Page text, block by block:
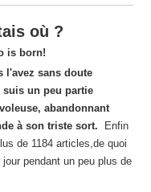
où ?
is born!
l'avez sans doute
suis un peu partie
abandonnant
à son triste sort.
Enfin
de 1184 articles,de quoi
pendant un peu plus de